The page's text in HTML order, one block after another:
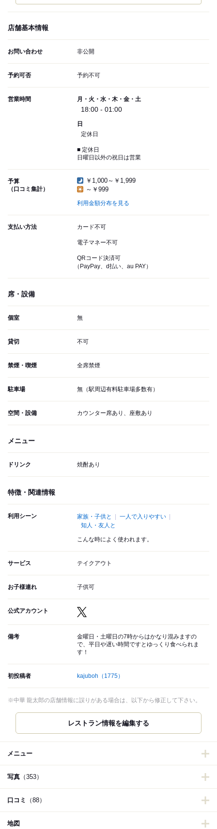
店舗基本情報
お問い合わせ 非公開
予約可否 予約不可
営業時間 月・火・水・木・金・土
18:00 - 01:00
日
定休日
■ 定休日
日曜日以外の祝日は営業
予算
（口コミ集計）
￥1,000～￥1,999
～￥999
利用金額分布を見る
支払い方法 カード不可
電子マネー不可
QRコード決済可
（PayPay、d払い、au PAY）
席・設備
個室 無
貸切 不可
禁煙・喫煙 全席禁煙
駐車場 無（駅周辺有料駐車場多数有）
空間・設備 カウンター席あり、座敷あり
メニュー
ドリンク 焼酎あり
特徴・関連情報
利用シーン 家族・子供と
一人で入りやすい
知人・友人と
こんな時によく使われます。
サービス テイクアウト
お子様連れ 子供可
公式アカウント
備考
金曜日・土曜日の7時からはかなり混みますの
で、平日や遅い時間ですとゆっくり食べられま
す！
初投稿者 kajuboh （1775）
※中華 龍太郎の店舗情報に誤りがある場合は、以下から修正して下さい。
レストラン情報を編集する
メニュー
写真 （353）
口コミ （88）
地図